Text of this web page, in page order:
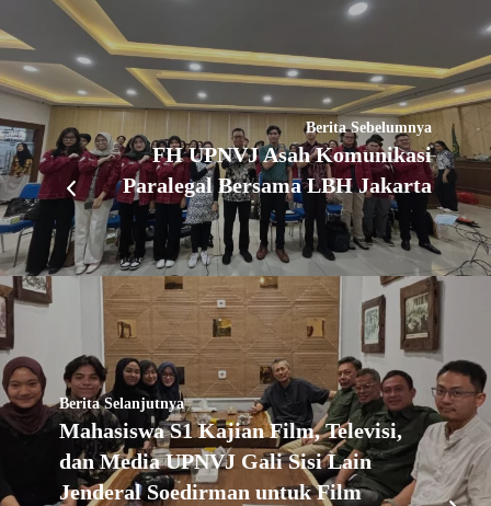
Berita Sebelumnya
FH UPNVJ Asah Komunikasi
Paralegal Bersama LBH Jakarta
Berita Selanjutnya
Mahasiswa S1 Kajian Film, Televisi,
dan Media UPNVJ Gali Sisi Lain
Jenderal Soedirman untuk Film